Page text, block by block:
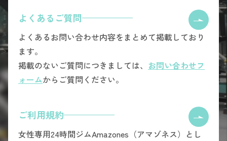
よくあるご質問
よくあるお問い合わせ内容をまとめて掲載しており
ます。
掲載のないご質問につきましては、 お問い合わせフ
ォームからご質問ください。
ご利用規約
女性専用24時間ジムAmazones（アマゾネス）とし